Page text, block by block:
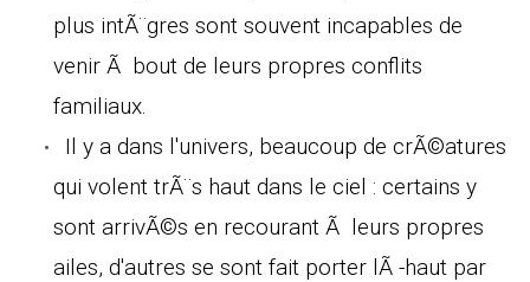
plus intÃ¨gres sont souvent incapables de
venir Ã bout de leurs propres conflits
familiaux.
Il y a dans l'univers, beaucoup de crÃ©atures
qui volent trÃ¨s haut dans le ciel : certains y
sont arrivÃ©s en recourant Ã leurs propres
ailes, d'autres se sont fait porter lÃ -haut par